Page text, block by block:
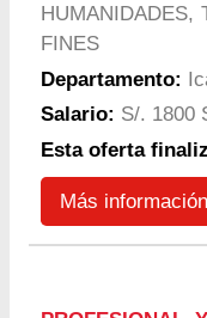
HUMANIDADES,
FINES
Departamento:
Salario: S/. 1800
Esta oferta
Más información